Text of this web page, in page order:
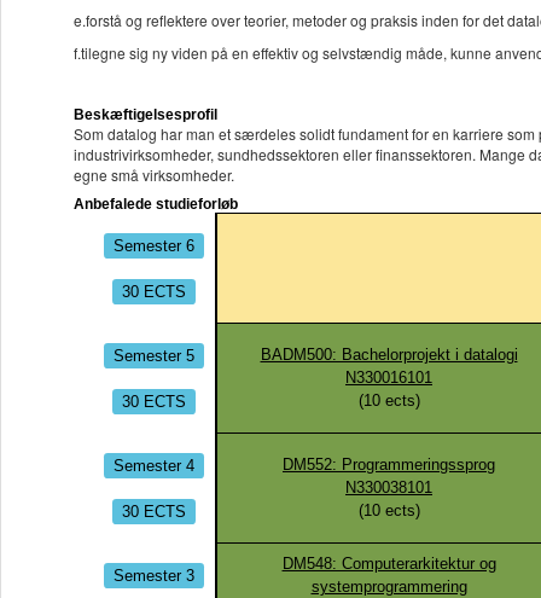
e.forstå og reflektere over teorier, metoder og praksis inden for det
f.tilegne sig ny viden på en effektiv og selvstændig måde, kunne
Beskæftigelsesprofil
Som datalog har man et særdeles solidt fundament for en karriere
industrivirksomheder, sundhedssektoren eller finanssektoren. Mange
egne små virksomheder.
Anbefalede studieforløb
Semester 6
30 ECTS
Semester 5
30 ECTS
BADM500: Bachelorprojekt i datalogi
N330016101
(10ects)
Semester 4
30 ECTS
DM552: Programmeringssprog
N330038101
(10ects)
Semester 3
DM548: Computerarkitektur og
systemprogrammering